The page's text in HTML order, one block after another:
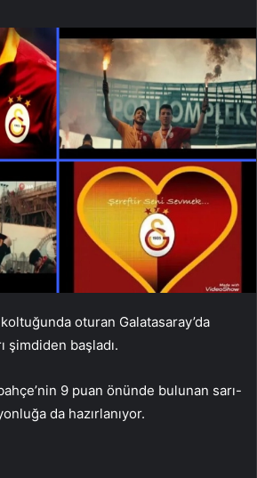
oturan Galatasaray’da
şimdiden başladı.
9 puan önünde bulunan sarı-
da hazırlanıyor.